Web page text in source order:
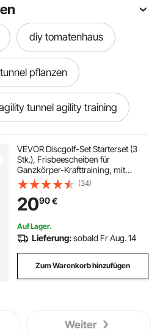
diy tomatenhaus
tunnel pflanzen
tunnel agility training
tunnel agility hunde
tunnel kind
VEVOR Discgolf-Set Starterset (3
Stk.), Frisbeescheiben für
Ganzkörper-Krafttraining, mit
Putter, Mid-Range, Driver, für
Garten Rasen Strand und Park im
Freien
(34)
2090€
Auf Lager.
Lieferung:sobald Fr Aug. 14
Zum Warenkorb hinzufügen
Weiter